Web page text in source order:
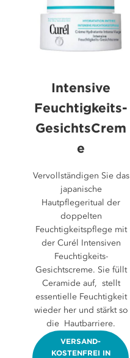
Bewertungen
Intensive
Feuchtigkeits-
GesichtsCrem
e
Vervollständigen Sie das
japanische
Hautpflegeritual der
doppelten
Feuchtigkeitspflege mit
der Curél Intensiven
Feuchtigkeits-
Gesichtscreme. Sie füllt
Ceramide auf, stellt
essentielle Feuchtigkeit
wieder her und stärkt so
die Hautbarriere.
VERSAND-
KOSTENFREI IN